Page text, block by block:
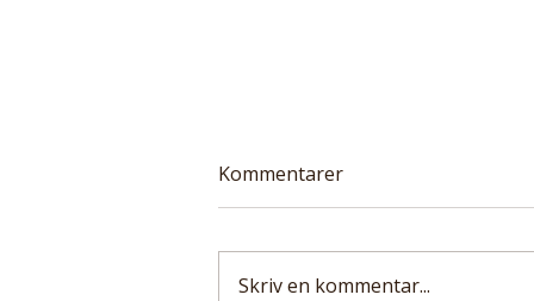
Kommentarer
Skriv en kommentar...